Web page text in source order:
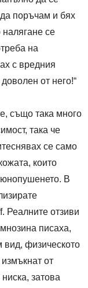
поръчам и бях
налягане се
на
с вредния
от него!“
също така много
така че
се само
които
В
Реалните отзиви
писаха,
физическото
от
затова